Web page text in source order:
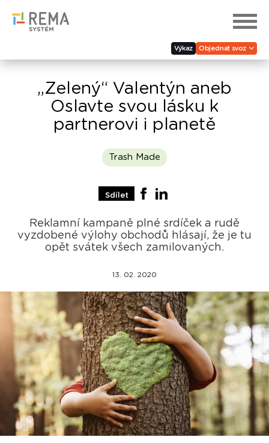
Výkaz Objednat svoz
„Zelený“ Valentýn aneb
Oslavte svou lásku k
partnerovi i planetě
Trash Made
Sdílet
Reklamní kampaně plné srdíček a rudě
vyzdobené výlohy obchodů hlásají, že je tu
opět svátek všech zamilovaných.
13. 02. 2020